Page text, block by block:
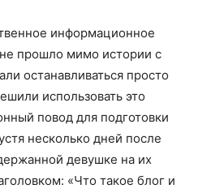
информационное
прошло мимо истории с
останавливаться просто
использовать это
повод для подготовки
несколько дней после
девушке на их
«Что такое блог и